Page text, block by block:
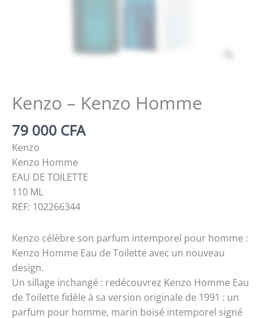
Kenzo – Kenzo Homme
79 000 CFA
Kenzo
Kenzo Homme
EAU DE TOILETTE
110 ML
REF: 102266344
Kenzo célèbre son parfum intemporel pour homme :
Kenzo Homme Eau de Toilette avec un nouveau
design.
Un sillage inchangé : redécouvrez Kenzo Homme Eau
de Toilette fidèle à sa version originale de 1991 : un
parfum pour homme, marin boisé intemporel signé